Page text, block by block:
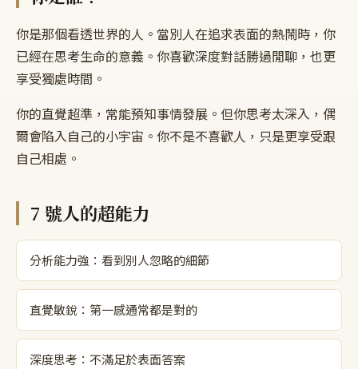
你是那個看透世界的人。當別人在追求表面的熱鬧時，你
已經在思考生命的意義。你喜歡深度對話勝過閒聊，也更
享受獨處時間。
你的直覺超準，常能預知事情發展。但你思考太深入，偶
爾會陷入自己的小宇宙。你不是不喜歡人，只是更享受跟
自己相處。
7 號人的超能力
分析能力強：看到別人忽略的細節
直覺敏銳：第一感通常都是對的
深度思考：不滿足於表面答案